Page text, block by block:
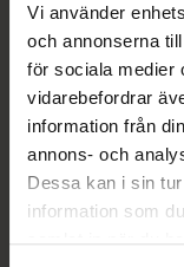
Vi använder
och annonserna
för sociala medier
vidarebefordrar
information från
annons- och
Dessa kan i sin
information som
samlat in när du
motverkar
ögonen.
Vitamin C
bistår med
djupt
huden mot
huden.Royal